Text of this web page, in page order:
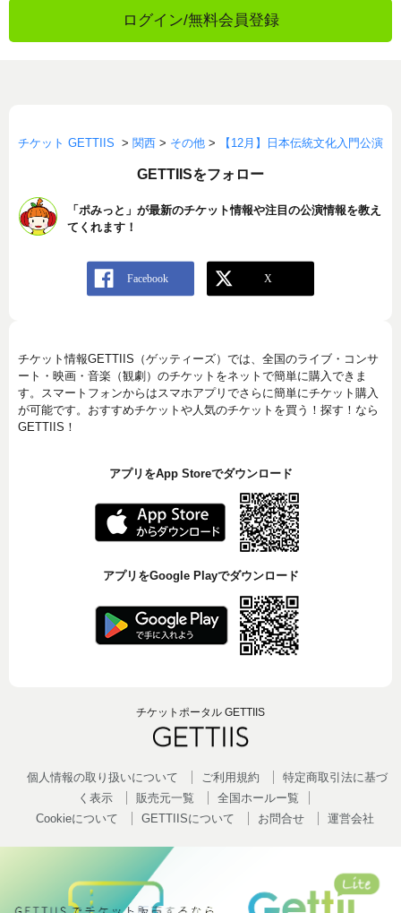
ログイン/無料会員登録
チケット GETTIIS > 関西 > その他 > 【12月】日本伝統文化入門公演
GETTIISをフォロー
「ポみっと」が最新のチケット情報や注目の公演情報を教え
てくれます！
チケット情報GETTIIS（ゲッティーズ）では、全国のライブ・コンサ
ート・映画・音楽（観劇）のチケットをネットで簡単に購入できま
す。スマートフォンからはスマホアプリでさらに簡単にチケット購入
が可能です。おすすめチケットや人気のチケットを買う！探す！なら
GETTIIS！
アプリをApp Storeでダウンロード
アプリをGoogle Playでダウンロード
チケットポータル GETTIIS
個人情報の取り扱いについて ご利用規約
特定商取引法に基づ
く表示
販売元一覧
全国ホールー覧
Cookieについて
GETTIISについて お問合せ 運営会社